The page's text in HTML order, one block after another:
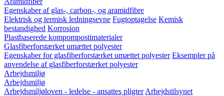
Egenskaber af glas-, carbon-, og aramidfibre
Elektrisk og termisk ledningsevne Fugtoptagelse Kemisk
bestandighed Korrosion
Plastbaserede kompompostimaterialer
Glasfiberforstærket umættet polyester
Egenskaber for glasfiberforstærket umættet polyester Eksempler på
anvendelse af glasfiberforstærket polyester
Arbejdsmiljø
Arbejdsmiljø
Arbejdsmiljøloven - ledelse - ansattes pligter Arbejdstilsynet